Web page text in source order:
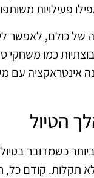
פעילויות
של כולם, לאפשר
כמו משחקי
אינטראקציה עם
הטיול
כשמדובר
תקלות. קודם כל,